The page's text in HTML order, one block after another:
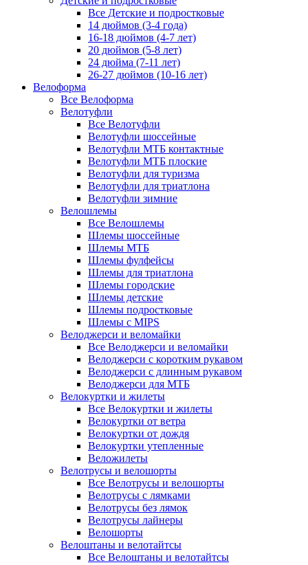
Все Детские и подростковые
14 дюймов (3-4 года)
16-18 дюймов (4-7 лет)
20 дюймов (5-8 лет)
24 дюйма (7-11 лет)
26-27 дюймов (10-16 лет)
Велоформа
Все Велоформа
Велотуфли
Все Велотуфли
Велотуфли шоссейные
Велотуфли МТБ контактные
Велотуфли МТБ плоские
Велотуфли для туризма
Велотуфли для триатлона
Велотуфли зимние
Велошлемы
Все Велошлемы
Шлемы шоссейные
Шлемы МТБ
Шлемы фулфейсы
Шлемы для триатлона
Шлемы городские
Шлемы детские
Шлемы подростковые
Шлемы с MIPS
Велоджерси и веломайки
Все Велоджерси и веломайки
Велоджерси с коротким рукавом
Велоджерси с длинным рукавом
Велоджерси для МТБ
Велокуртки и жилеты
Все Велокуртки и жилеты
Велокуртки от ветра
Велокуртки от дождя
Велокуртки утепленные
Веложилеты
Велотрусы и велошорты
Все Велотрусы и велошорты
Велотрусы с лямками
Велотрусы без лямок
Велотрусы лайнеры
Велошорты
Велоштаны и велотайтсы
Все Велоштаны и велотайтсы